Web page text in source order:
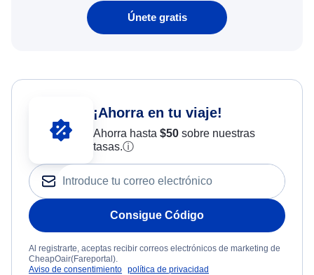
Únete gratis
¡Ahorra en tu viaje!
Ahorra hasta $50sobre nuestras
tasas.ⓘ
Consigue Código
Al registrarte, aceptas recibir correos electrónicos de marketing de
CheapOair(Fareportal).
Aviso de consentimiento política de privacidad